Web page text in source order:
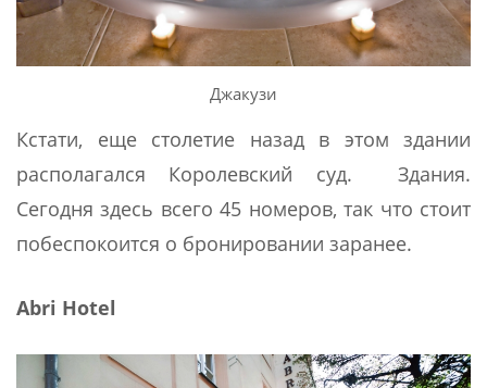
Джакузи
Кстати, еще столетие назад в этом здании
располагался Королевский суд. Здания.
Сегодня здесь всего 45 номеров, так что стоит
побеспокоится о бронировании заранее.
Abri Hotel